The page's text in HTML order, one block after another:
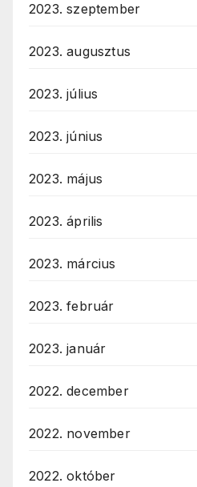
2023. szeptember
2023. augusztus
2023. július
2023. június
2023. május
2023. április
2023. március
2023. február
2023. január
2022. december
2022. november
2022. október